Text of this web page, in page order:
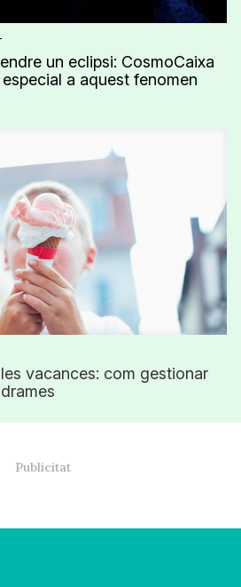
un eclipsi: CosmoCaixa
a aquest fenomen
vacances: com gestionar